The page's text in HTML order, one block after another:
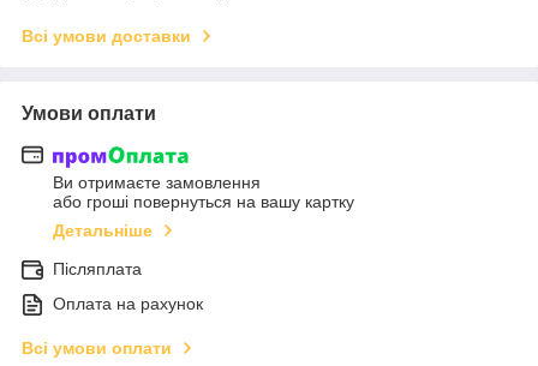
Всі умови доставки
Умови оплати
Ви отримаєте замовлення
або гроші повернуться на вашу картку
Детальніше
Післяплата
Оплата на рахунок
Всі умови оплати